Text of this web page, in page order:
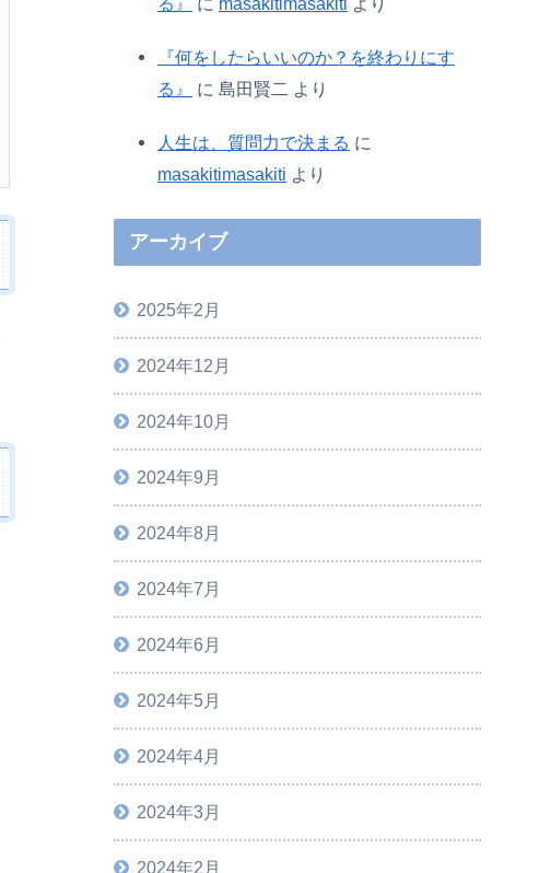
『何をしたらいいのか？を終わりにす
る』
に 島田賢二 より
人生は、質問力で決まる に
masakitimasakiti より
アーカイブ
2025年2月
2024年12月
2024年10月
2024年9月
2024年8月
2024年7月
2024年6月
2024年5月
2024年4月
2024年3月
2024年2月